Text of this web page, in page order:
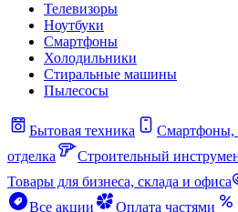
Телевизоры
Ноутбуки
Смартфоны
Холодильники
Стиральные машины
Пылесосы
Бытовая техника Смартфоны,
отделка
Строительный
Товары для бизнеса, склада и офиса
Все акции
Оплата частями